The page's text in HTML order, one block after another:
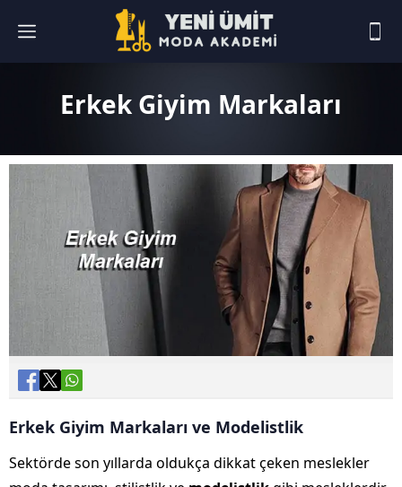
Erkek Giyim Markaları
Erkek Giyim Markaları ve Modelistlik
Sektörde son yıllarda oldukça dikkat çeken meslekler